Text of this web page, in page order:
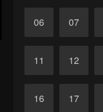
06 07
11 12
16 17